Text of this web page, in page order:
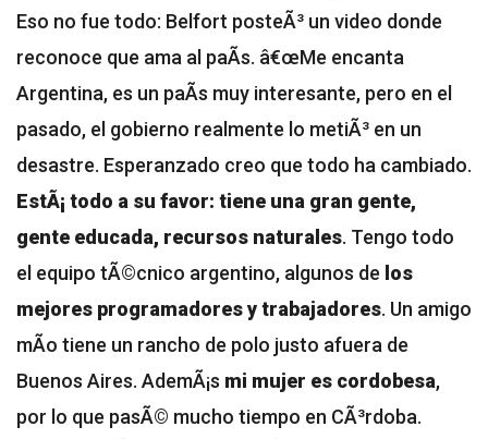
Eso no fue todo: Belfort posteÃ³ un video donde
reconoce que ama al paÃ­s. â€œMe encanta
Argentina, es un paÃ­s muy interesante, pero en el
pasado, el gobierno realmente lo metiÃ³ en un
desastre. Esperanzado creo que todo ha cambiado.
EstÃ¡ todo a su favor: tiene una gran gente,
gente educada, recursos naturales. Tengo todo
el equipo tÃ©cnico argentino, algunos de los
mejores programadores y trabajadores. Un amigo
mÃ­o tiene un rancho de polo justo afuera de
Buenos Aires. AdemÃ¡s mi mujer es cordobesa,
por lo que pasÃ© mucho tiempo en CÃ³rdoba.